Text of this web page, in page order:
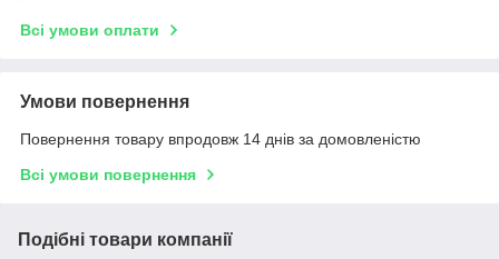
Всі умови оплати
Умови повернення
Повернення товару впродовж 14 днів за домовленістю
Всі умови повернення
Подібні товари компанії